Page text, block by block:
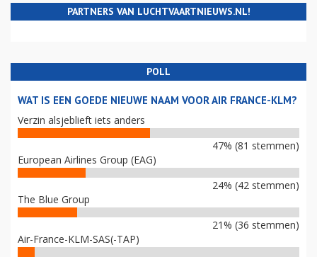
PARTNERS VAN LUCHTVAARTNIEUWS.NL!
POLL
WAT IS EEN GOEDE NIEUWE NAAM VOOR AIR FRANCE-KLM?
Verzin alsjeblieft iets anders
47% (81 stemmen)
European Airlines Group (EAG)
24% (42 stemmen)
The Blue Group
21% (36 stemmen)
Air-France-KLM-SAS(-TAP)